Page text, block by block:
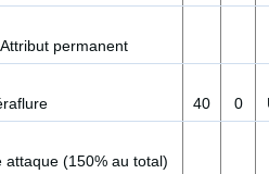
permanent
40 0
attaque (150% au total)